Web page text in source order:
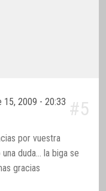
15, 2009 - 20:33 #5
por vuestra
duda… la biga se
gracias